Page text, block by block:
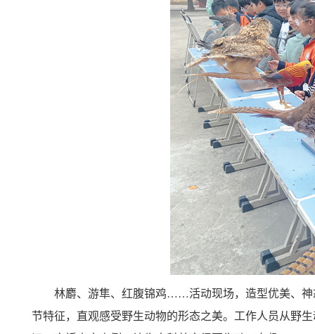
林麝、游隼、红腹锦鸡……活动现场，造型优美、
节特征，直观感受野生动物的形态之美。工作人员从野